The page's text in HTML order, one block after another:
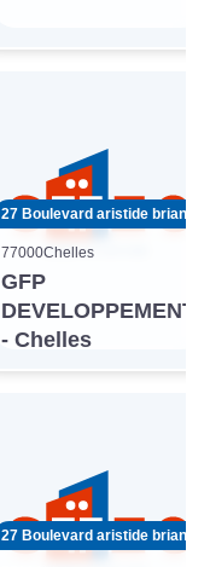
27 Boulevard aristide briand
77000Chelles
GFP
DEVELOPPEMENT
- Chelles
27 Boulevard aristide briand